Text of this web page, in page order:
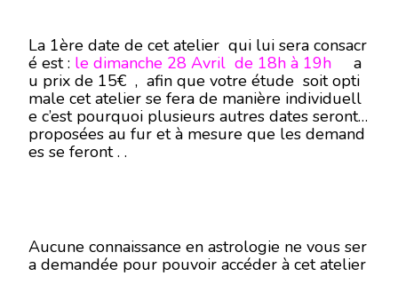
La 1ère date de cet atelier qui lui sera consacr
é est : le dimanche 28 Avril de 18h à 19h
a
u prix de 15€ , afin que votre étude soit opti
male cet atelier se fera de manière individuell
e c’est pourquoi plusieurs autres dates seront
proposées au fur et à mesure que les demand
es se feront . .
Aucune connaissance en astrologie ne vous ser
a demandée pour pouvoir accéder à cet atelier